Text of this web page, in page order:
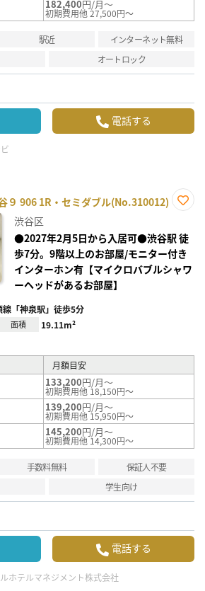
182,400円/月～
初期費用他 27,500円～
駅近
インターネット無料
オートロック
電話する
９ 906 1R・セミダブル(No.310012)
り登
録
渋谷区
●2027年2月5日から入居可●渋谷駅 徒
歩7分。9階以上のお部屋/モニター付き
インターホン有【マイクロバブルシャワ
ーヘッドがあるお部屋】
「神泉駅」徒歩5分
面積 19.11m²
月額目安
133,200円/月～
初期費用他 18,150円～
139,200円/月～
初期費用他 15,950円～
145,200円/月～
初期費用他 14,300円～
手数料無料
保証人不要
学生向け
電話する
ホテルマネジメント株式会社